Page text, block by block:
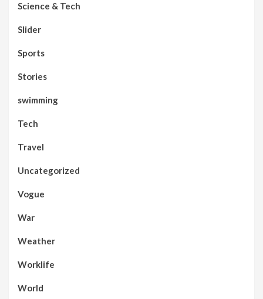
Science & Tech
Slider
Sports
Stories
swimming
Tech
Travel
Uncategorized
Vogue
War
Weather
Worklife
World